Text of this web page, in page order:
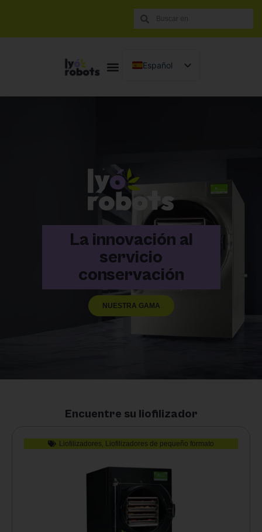
Español
La innovación al
servicio
conservación
NUESTRA GAMA
Encuentre su liofilizador
Liofilizadores, Liofilizadores de pequeño formato